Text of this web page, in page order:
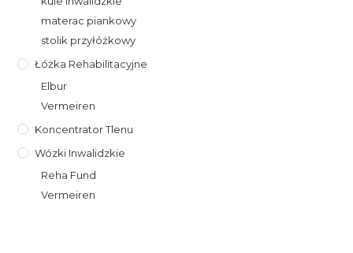
materac piankowy
stolik przyłóżkowy
Łóżka Rehabilitacyjne
Elbur
Vermeiren
Koncentrator Tlenu
Wózki Inwalidzkie
Reha Fund
Vermeiren